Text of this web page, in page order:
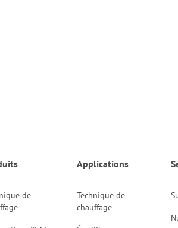
de
Applications
Technique de
chauffage